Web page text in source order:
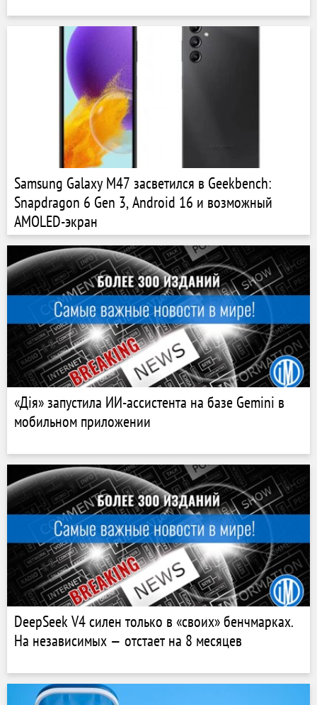
Samsung Galaxy M47 засветился в Geekbench:
Snapdragon 6 Gen 3, Android 16 и возможный
AMOLED-экран
«Дія» запустила ИИ-ассистента на базе Gemini в
мобильном приложении
DeepSeek V4 силен только в «своих» бенчмарках.
На независимых — отстает на 8 месяцев